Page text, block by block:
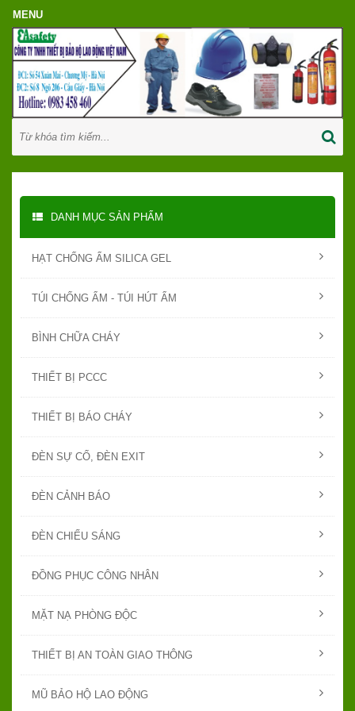
DANH MỤC SẢN PHẨM
HẠT CHỐNG ẨM SILICA GEL
TÚI CHỐNG ẨM - TÚI HÚT ẨM
BÌNH CHỮA CHÁY
THIẾT BỊ PCCC
THIẾT BỊ BÁO CHÁY
ĐÈN SỰ CỐ, ĐÈN EXIT
ĐÈN CẢNH BÁO
ĐÈN CHIẾU SÁNG
ĐỒNG PHỤC CÔNG NHÂN
MẶT NẠ PHÒNG ĐỘC
THIẾT BỊ AN TOÀN GIAO THÔNG
MŨ BẢO HỘ LAO ĐỘNG